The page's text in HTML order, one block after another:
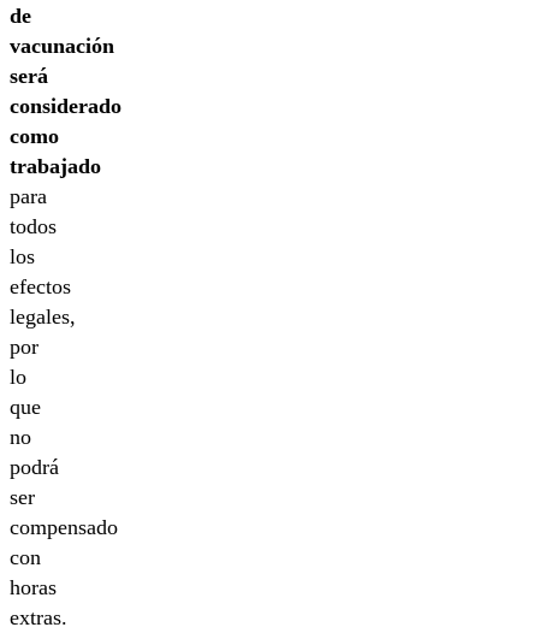
de
vacunación
será
considerado
como
trabajado
para
todos
los
efectos
legales,
por
lo
que
no
podrá
ser
compensado
con
horas
extras.